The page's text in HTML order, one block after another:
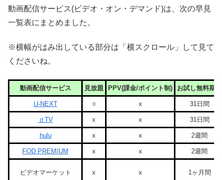
動画配信サービス(ビデオ・オン・デマンド)は、次の早見
一覧表にまとめました。
※横幅がはみ出している部分は「横スクロール」して見て
くださいね。
動画配信サービス 見放題 PPV(課金/ポイント制) お試し無料期間
U-NEXT ○ x 31日間
ｄTV x x 31日間
hulu x x 2週間
FOD PREMIUM x x 2週間
ビデオマーケット x x 1ヶ月間